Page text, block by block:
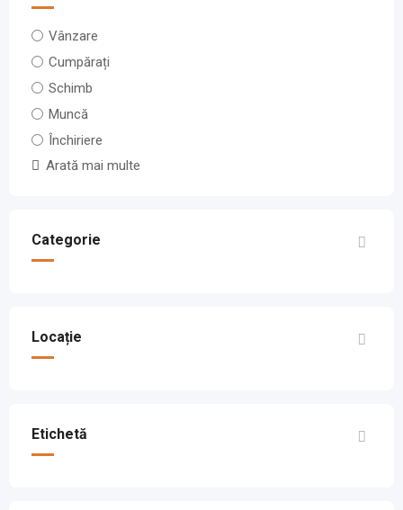
Vânzare
Cumpărați
Schimb
Muncă
Închiriere
Arată mai multe
Categorie
Locație
Etichetă